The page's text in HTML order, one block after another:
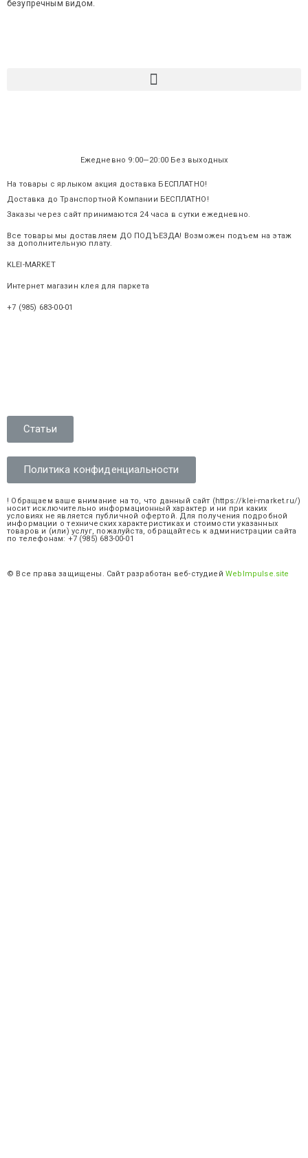
безупречным видом.
Ежедневно 9:00—20:00 Без выходных
На товары с ярлыком акция доставка БЕСПЛАТНО!
Доставка до Транспортной Компании БЕСПЛАТНО!
Заказы через сайт принимаются 24 часа в сутки ежедневно.
Все товары мы доставляем ДО ПОДЪЕЗДА! Возможен подъем на этаж
за дополнительную плату.
KLEI-MARKET.ru
Интернет магазин клея для паркета
+7 (985) 683-00-01
Статьи
Политика конфиденциальности
! Обращаем ваше внимание на то, что данный сайт (https://klei-market.ru/)
носит исключительно информационный характер и ни при каких
условиях не является публичной офертой. Для получения подробной
информации о технических характеристиках и стоимости указанных
товаров и (или) услуг, пожалуйста, обращайтесь к администрации сайта
по телефонам: +7 (985) 683-00-01
© Все права защищены. Сайт разработан веб-студиейWebImpulse.site